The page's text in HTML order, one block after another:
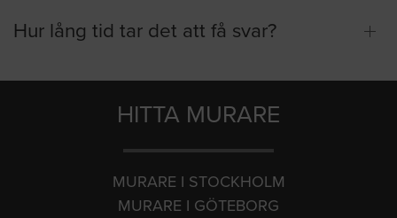
Hur lång tid tar det att få svar?
HITTA MURARE
MURARE I STOCKHOLM
MURARE I GÖTEBORG